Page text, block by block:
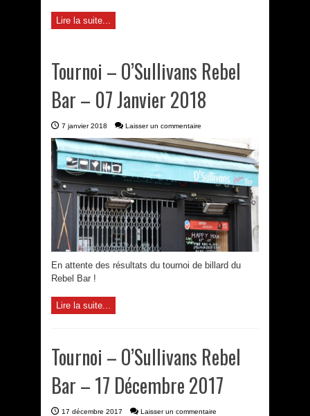
Lire la suite...
Tournoi – O’Sullivans Rebel
Bar – 07 Janvier 2018
7 janvier 2018 Laisser un commentaire
En attente des résultats du tournoi de billard du
Rebel Bar !
Lire la suite...
Tournoi – O’Sullivans Rebel
Bar – 17 Décembre 2017
17 décembre 2017 Laisser un commentaire